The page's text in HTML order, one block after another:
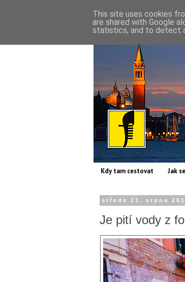
Kdy tam cestovat Jak
středa 21. srpna
Je pití vody z
This site uses cookies
are shared with Google
statistics, and to detect